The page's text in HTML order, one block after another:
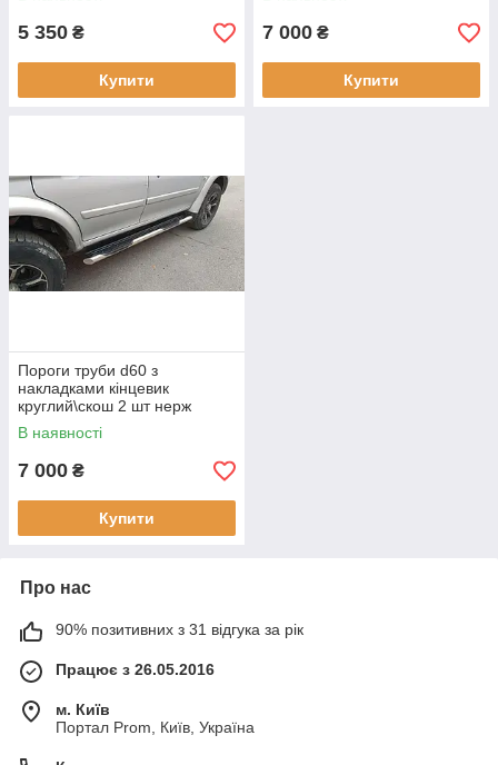
5 350 ₴
Купити
7 000 ₴
Купити
Пороги труби d60 з
накладками кінцевик
круглий\скош 2 шт нерж
Hyundai H100 2007-
В наявності
7 000 ₴
Купити
Про нас
90% позитивних з 31 відгука за рік
Працює з 26.05.2016
м. Київ
Портал Prom, Київ, Україна